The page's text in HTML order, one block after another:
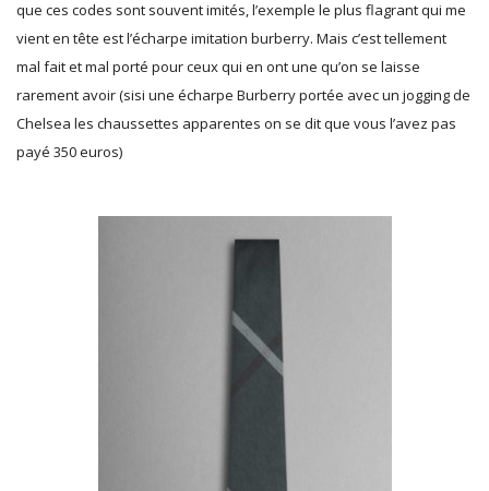
que ces codes sont souvent imités, l’exemple le plus flagrant qui me
vient en tête est l’écharpe imitation burberry. Mais c’est tellement
mal fait et mal porté pour ceux qui en ont une qu’on se laisse
rarement avoir (sisi une écharpe Burberry portée avec un jogging de
Chelsea les chaussettes apparentes on se dit que vous l’avez pas
payé 350 euros)